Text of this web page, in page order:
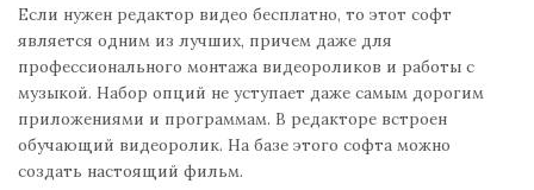
Если нужен редактор видео бесплатно, то этот софт
является одним из лучших, причем даже для
профессионального монтажа видеороликов и работы с
музыкой. Набор опций не уступает даже самым дорогим
приложениями и программам. В редакторе встроен
обучающий видеоролик. На базе этого софта можно
создать настоящий фильм.